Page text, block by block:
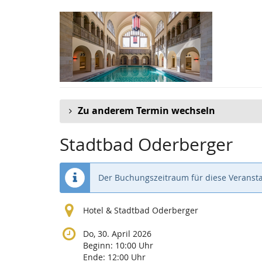
Zu anderem Termin wechseln
Stadtbad Oderberger
Der Buchungszeitraum für diese
Hotel & Stadtbad Oderberger
Do, 30. April 2026
Beginn: 10:00 Uhr
Ende: 12:00 Uhr